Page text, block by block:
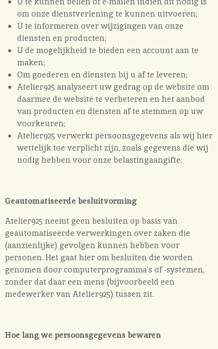
om onze dienstverlening te kunnen uitvoeren;
U te informeren over wijzigingen van onze
diensten en producten;
U de mogelijkheid te bieden een account aan te
maken;
Om goederen en diensten bij u af te leveren;
Atelier925 analyseert uw gedrag op de website om
daarmee de website te verbeteren en het aanbod
van producten en diensten af te stemmen op uw
voorkeuren;
Atelier925 verwerkt persoonsgegevens als wij hier
wettelijk toe verplicht zijn, zoals gegevens die wij
nodig hebben voor onze belastingaangifte.
Geautomatiseerde besluitvorming
Atelier925 neemt geen besluiten op basis van
geautomatiseerde verwerkingen over zaken die
(aanzienlijke) gevolgen kunnen hebben voor
personen. Het gaat hier om besluiten die worden
genomen door computerprogramma’s of -systemen,
zonder dat daar een mens (bijvoorbeeld een
medewerker van Atelier925) tussen zit.
Hoe lang we persoonsgegevens bewaren